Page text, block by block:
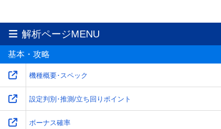
解析ページMENU
基本・攻略
機種概要･スペック
設定判別･推測/立ち回りポイント
ボーナス確率